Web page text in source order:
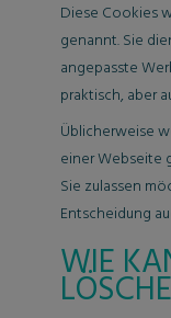
Diese Cookies
genannt. Sie
angepasste
praktisch, aber
Üblicherweise
einer Webseite
Sie zulassen
Entscheidung
WIE